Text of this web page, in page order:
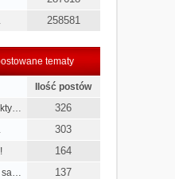
258581
tematy
Ilość postów
326
303
164
sa… 137